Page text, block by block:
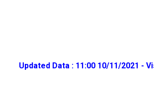
Updated Data : 11:00 10/11/2021 -